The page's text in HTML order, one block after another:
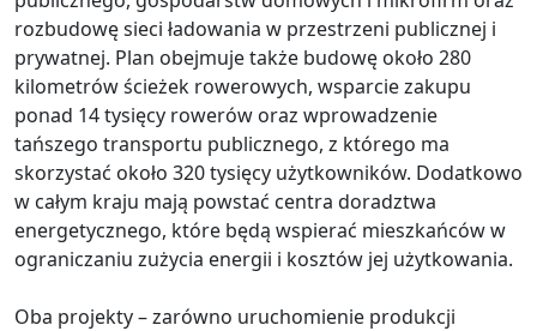
rozbudowę sieci ładowania w przestrzeni publicznej i
prywatnej. Plan obejmuje także budowę około 280
kilometrów ścieżek rowerowych, wsparcie zakupu
ponad 14 tysięcy rowerów oraz wprowadzenie
tańszego transportu publicznego, z którego ma
skorzystać około 320 tysięcy użytkowników. Dodatkowo
w całym kraju mają powstać centra doradztwa
energetycznego, które będą wspierać mieszkańców w
ograniczaniu zużycia energii i kosztów jej użytkowania.
Oba projekty – zarówno uruchomienie produkcji